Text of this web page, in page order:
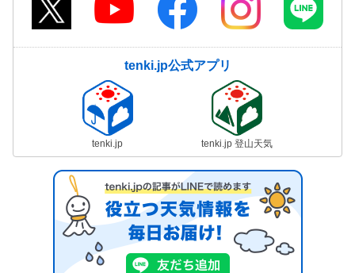
tenki.jp公式アプリ
tenki.jp tenki.jp 登山天気